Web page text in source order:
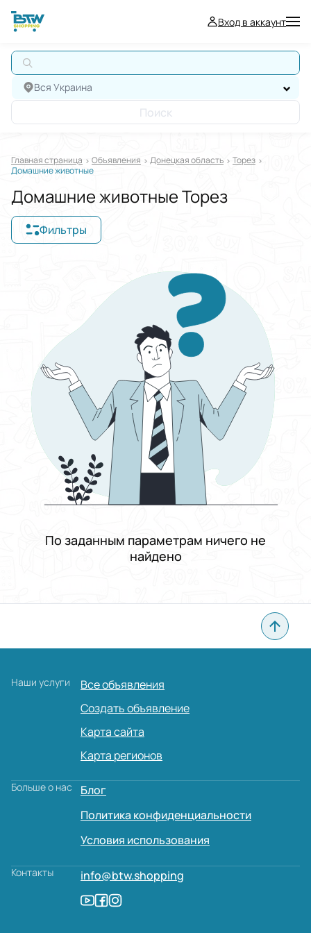
Вход в аккаунт
Вся Украина
Поиск
Главная страница Oбъявления Донецкая область
Торез
Домашние животные
Домашние животные Торез
Фильтры
Выберите группу категорий
Домашние животные
Выберите категорию
Цена
От До
Состояние
Применить
По заданным параметрам ничего не
найдено
Наши услуги
Все объявления
Создать объявление
Карта сайта
Карта регионов
Больше о нас
Блог
Политика конфиденциальности
Условия использования
Контакты info@btw.shopping